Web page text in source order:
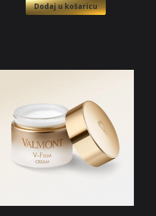
Dodaj u košaricu